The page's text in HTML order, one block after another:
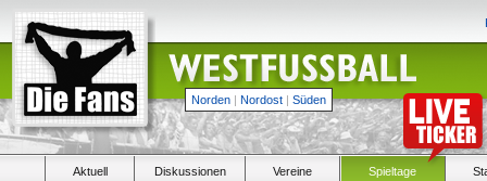
Norden | Nordost | Süden
Aktuell Diskussionen Vereine Spieltage